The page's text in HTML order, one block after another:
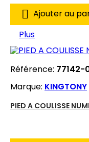
 Ajouter au
Plus
Référence: 77142-
Marque: KINGTONY
PIED A COULISSE